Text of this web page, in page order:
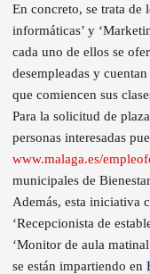
En concreto, se trata de
informáticas’ y
cada uno de ellos se
desempleadas y
que comiencen sus
Para la solicitud de
personas interesadas
www.malaga.es/
municipales de
Además, esta iniciativa
‘Recepcionista de
‘Monitor de aula
se están impartiendo en